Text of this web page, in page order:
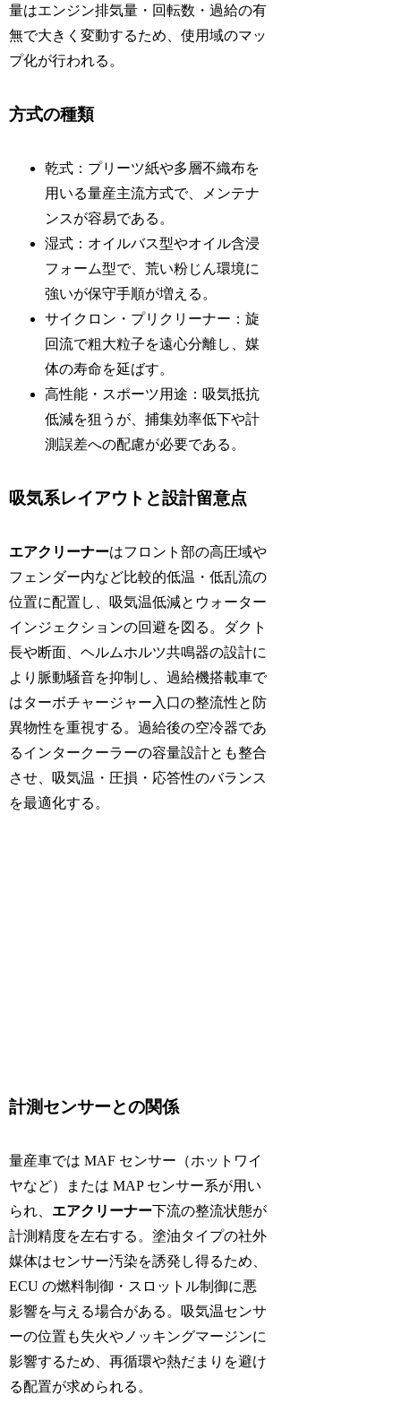
量はエンジン排気量・回転数・過給の有
無で大きく変動するため、使用域のマッ
プ化が行われる。
方式の種類
乾式：プリーツ紙や多層不織布を
用いる量産主流方式で、メンテナ
ンスが容易である。
湿式：オイルバス型やオイル含浸
フォーム型で、荒い粉じん環境に
強いが保守手順が増える。
サイクロン・プリクリーナー：旋
回流で粗大粒子を遠心分離し、媒
体の寿命を延ばす。
高性能・スポーツ用途：吸気抵抗
低減を狙うが、捕集効率低下や計
測誤差への配慮が必要である。
吸気系レイアウトと設計留意点
エアクリーナーはフロント部の高圧域や
フェンダー内など比較的低温・低乱流の
位置に配置し、吸気温低減とウォーター
インジェクションの回避を図る。ダクト
長や断面、ヘルムホルツ共鳴器の設計に
より脈動騒音を抑制し、過給機搭載車で
はターボチャージャー入口の整流性と防
異物性を重視する。過給後の空冷器であ
るインタークーラーの容量設計とも整合
させ、吸気温・圧損・応答性のバランス
を最適化する。
計測センサーとの関係
量産車では MAF センサー（ホットワイ
ヤなど）または MAP センサー系が用い
られ、 エアクリーナー下流の整流状態が
計測精度を左右する。塗油タイプの社外
媒体はセンサー汚染を誘発し得るため、
ECU の燃料制御・スロットル制御に悪
影響を与える場合がある。吸気温センサ
ーの位置も失火やノッキングマージンに
影響するため、再循環や熱だまりを避け
る配置が求められる。